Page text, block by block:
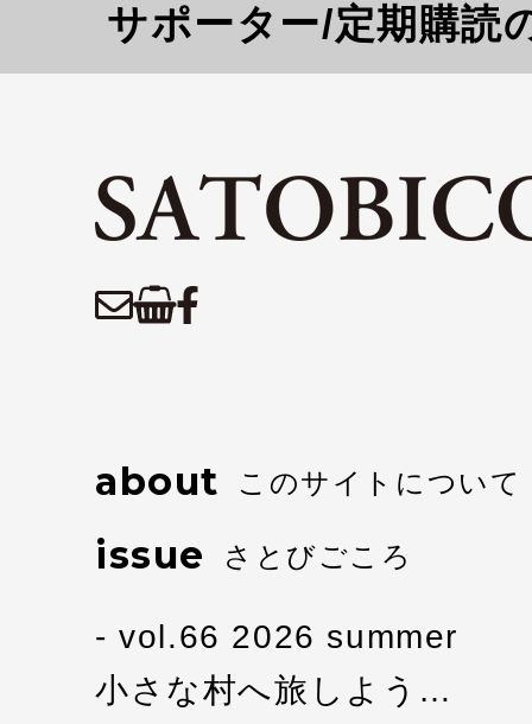
サポーター/定期購読
about このサイトについて
issue さとびごころ
vol.66 2026 summer
小さな村へ旅しよう…